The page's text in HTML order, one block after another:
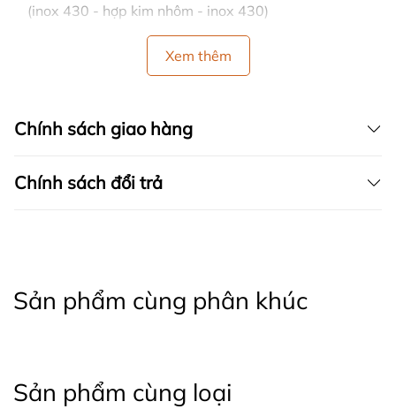
(inox 430 - hợp kim nhôm - inox 430)
Xem thêm
Chính sách giao hàng
Chính sách đổi trả
Sản phẩm cùng phân khúc
Sản phẩm cùng loại